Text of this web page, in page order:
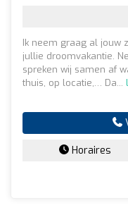
Ik neem graag al jouw
jullie droomvakantie.
spreken wij samen af
thuis, op locatie,… Da...
Horaires